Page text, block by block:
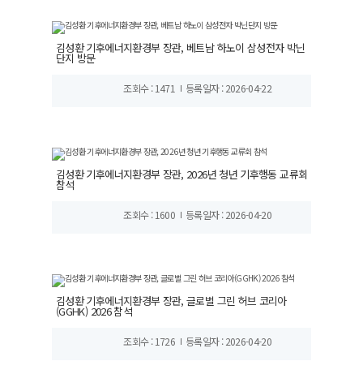
김성환 기후에너지환경부 장관, 베트남 하노이 삼성전자 박닌
단지 방문
조회수 : 1471 등록일자 : 2026-04-22
김성환 기후에너지환경부 장관, 2026년 청년 기후행동 교류회
참석
조회수 : 1600 등록일자 : 2026-04-20
김성환 기후에너지환경부 장관, 글로벌 그린 허브 코리아
(GGHK) 2026 참석
조회수 : 1726 등록일자 : 2026-04-20